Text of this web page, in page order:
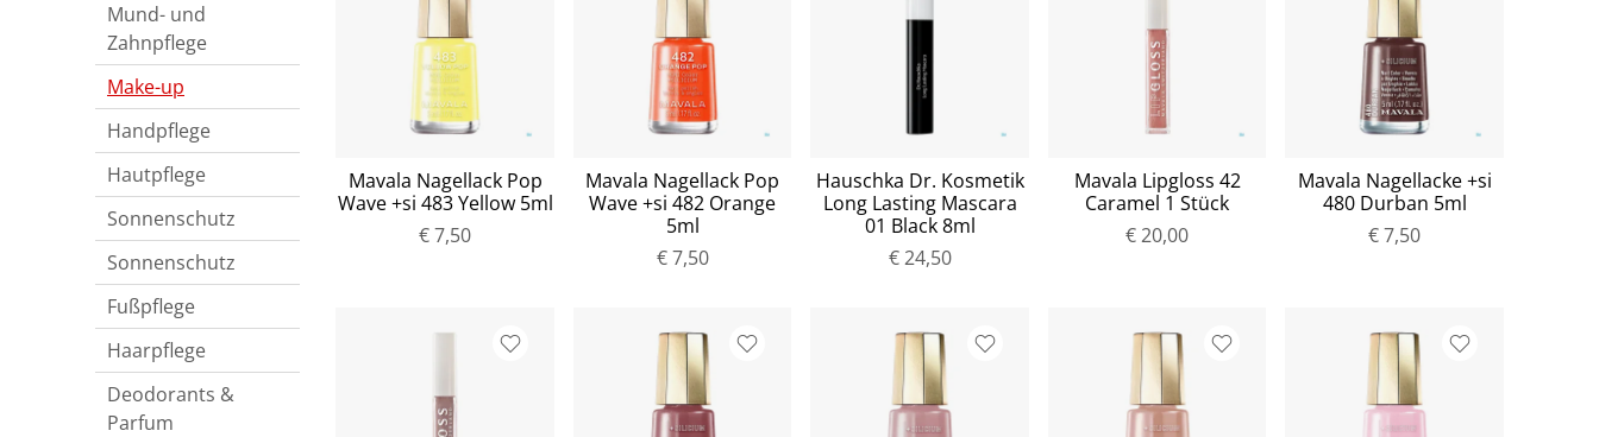
Mund- und
Zahnpflege
Make-up
Handpflege
Hautpflege
Sonnenschutz
Sonnenschutz
Fußpflege
Haarpflege
Deodorants &
Parfum
Mavala Nagellack Pop
Wave +si 483 Yellow 5ml
€ 7,50
Mavala Nagellack Pop
Wave +si 482 Orange
5ml
€ 7,50
Hauschka Dr. Kosmetik
Long Lasting Mascara
01 Black 8ml
€ 24,50
Mavala Lipgloss 42
Caramel 1 Stück
€ 20,00
Mavala Nagellacke +si
480 Durban 5ml
€ 7,50